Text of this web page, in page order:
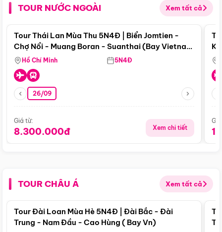
TOUR NƯỚC NGOÀI Xem tất cả
Điểm nổi bật
Tour Thái Lan Mùa Thu 5N4Đ | Biển Jomtien -
Chợ Nổi - Muang Boran - Suanthai (Bay Vietnam
Airlines)
Hồ Chí Minh 5N4Đ
26/09
Giá từ:
8.300.000đ Xem chi tiết
TOUR CHÂU Á Xem tất cả
Điểm nổi bật
Tour Đài Loan Mùa Hè 5N4Đ | Đài Bắc - Đài
Trung - Nam Đầu - Cao Hùng ( Bay Vn)